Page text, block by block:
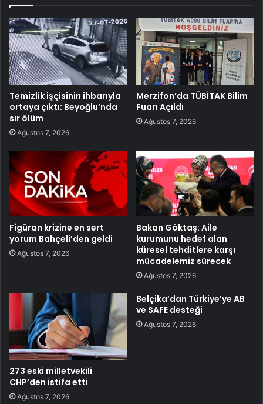
Temizlik işçisinin ihbarıyla
ortaya çıktı: Beyoğlu’nda
sır ölüm
Ağustos 7, 2026
Merzifon’da TÜBİTAK Bilim
Fuarı Açıldı
Ağustos 7, 2026
Figüran krizine en sert
yorum Bahçeli’den geldi
Ağustos 7, 2026
Bakan Göktaş: Aile
kurumunu hedef alan
küresel tehditlere karşı
mücadelemiz sürecek
Ağustos 7, 2026
273 eski milletvekili
CHP’den istifa etti
Ağustos 7, 2026
Belçika’dan Türkiye’ye AB
ve SAFE desteği
Ağustos 7, 2026